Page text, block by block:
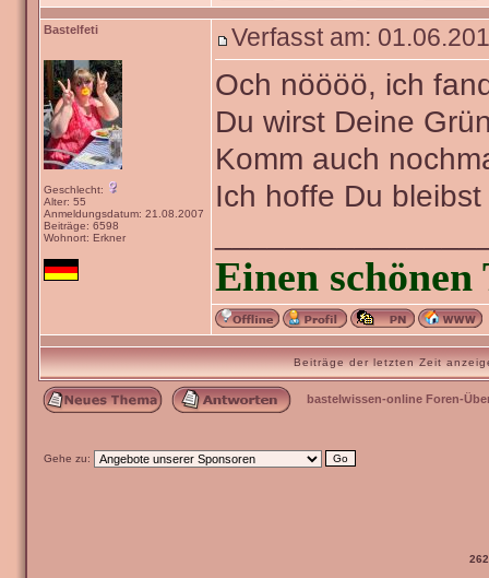
Bastelfeti
Geschlecht:
Alter: 55
Anmeldungsdatum: 21.08.2007
Beiträge: 6598
Wohnort: Erkner
Verfasst am:
Och nöööö, ich
Du wirst Deine
Komm auch
Ich hoffe Du
Einen
Beiträge der letzten Zeit
bastelwissen-online Foren-
Gehe zu: